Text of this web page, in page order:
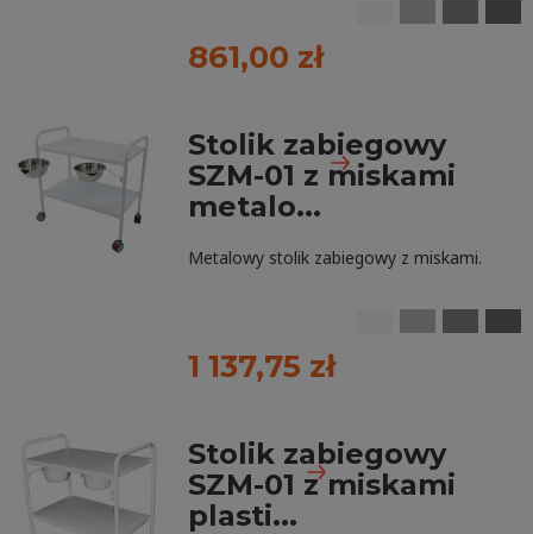
861,00 zł
Stolik zabiegowy
SZM-01 z miskami
metalo...
Metalowy stolik zabiegowy z miskami.
1 137,75 zł
Stolik zabiegowy
SZM-01 z miskami
plasti...